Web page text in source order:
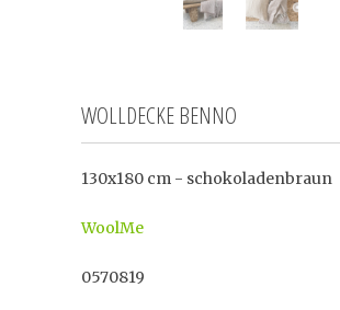
WOLLDECKE BENNO
130x180 cm - schokoladenbraun
WoolMe
0570819